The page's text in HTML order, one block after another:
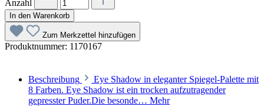
Anzahl
In den Warenkorb
Zum Merkzettel hinzufügen
Produktnummer: 1170167
Beschreibung
Eye Shadow in eleganter Spiegel-Palette mit
8 Farben. Eye Shadow ist ein trocken aufzutragender
gepresster Puder.Die besonde… Mehr